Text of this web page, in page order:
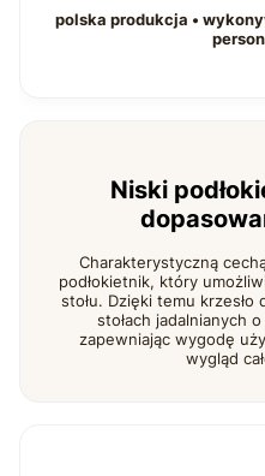
polska produkcja •
Niski
Charakterystyczną
podłokietnik, który
stołu. Dzięki temu
stołach jadalnianych
zapewniając wygodę
wygląd